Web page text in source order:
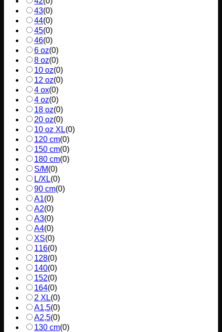
43(0)
44(0)
45(0)
46(0)
6 oz(0)
8 oz(0)
10 oz(0)
12 oz(0)
4 ox(0)
4 oz(0)
18 oz(0)
20 oz(0)
10 oz XL(0)
120 cm(0)
150 cm(0)
180 cm(0)
S/M(0)
L/XL(0)
90 cm(0)
A1(0)
A2(0)
A3(0)
A4(0)
XS(0)
116(0)
128(0)
140(0)
152(0)
164(0)
2 XL(0)
A1,5(0)
A2,5(0)
130 cm(0)